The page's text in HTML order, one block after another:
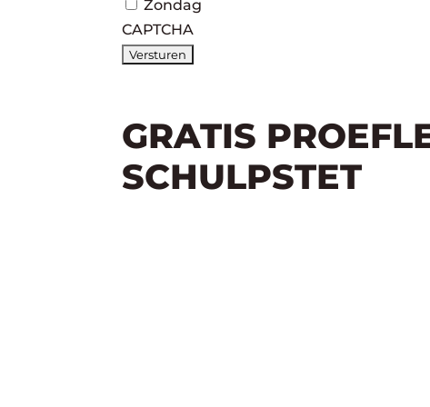
Zondag
CAPTCHA
GRATIS
SCHULPSTET